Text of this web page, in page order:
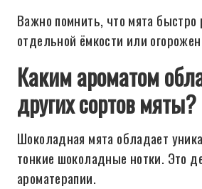
Важно помнить, что мята быстро
отдельной ёмкости или
Каким ароматом
других сортов мяты?
Шоколадная мята обладает
тонкие шоколадные нотки. Это
ароматерапии.